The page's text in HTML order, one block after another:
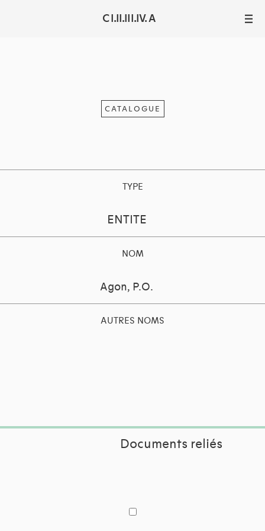
C I.II.III.IV. A III
CATALOGUE
TYPE
ENTITE
NOM
Agon, P.O.
AUTRES NOMS
Documents reliés